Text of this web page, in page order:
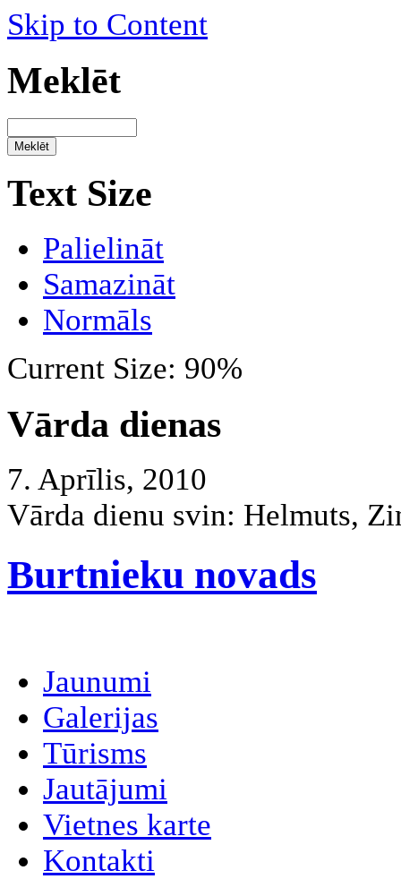
Skip to Content
Meklēt
Text Size
Palielināt
Samazināt
Normāls
Current Size: 90%
Vārda dienas
7. Aprīlis, 2010
Vārda dienu svin: Helmuts,
Burtnieku novads
Jaunumi
Galerijas
Tūrisms
Jautājumi
Vietnes karte
Kontakti